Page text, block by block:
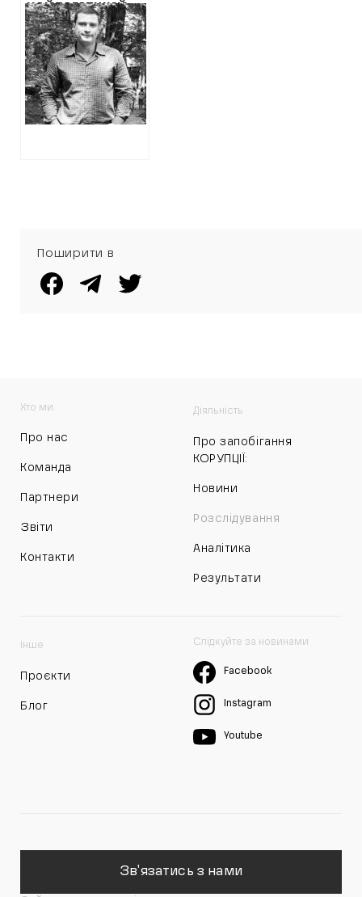
НАЙБАГАТШИЙ
ПРОКУРОР
ОБЛАСТІ 34-
РІЧНИЙ ДЕНИС
ПОПОВ ПРИДБАВ
LAND ROVER ЗА 2
МІЛЬЙОНИ
ГРИВЕНЬ ТА
Поширити в
Хто ми
Про нас
Команда
Партнери
Звіти
Контакти
Діяльність
Про запобігання
КОРУПЦІЇ:
Новини
Розслідування
Аналітика
Результати
Інше
Проєкти
Блог
Слідкуйте за новинами
Facebook
Instagram
Youtube
Зв'язатись з нами